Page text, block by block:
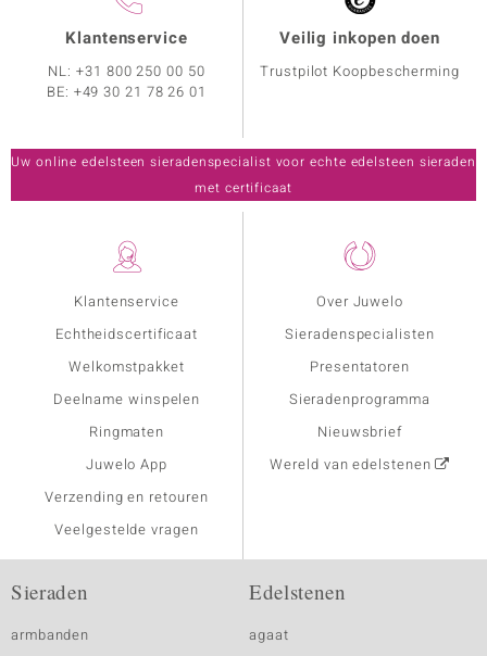
Klantenservice
Echtheidscertificaat
Welkomstpakket
Deelname winspelen
Ringmaten
Juwelo App
Verzending en retouren
Veelgestelde vragen
Over Juwelo
Sieradenspecialisten
Presentatoren
Sieradenprogramma
Nieuwsbrief
Wereld van edelstenen
Klantenservice
NL:+31 800 250 00 50
BE: +49 30 21 78 26 01
Veilig inkopen doen
Trustpilot Koopbescherming
Uw online edelsteen sieradenspecialist voor echte edelsteen sieraden
met certificaat
Sieraden
armbanden
Edelstenen
agaat